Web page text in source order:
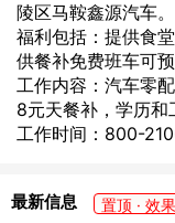
陵区马鞍鑫源汽车。
福利包括：提供食
供餐补免费班车可
工作内容：汽车零
8元天餐补，学历和
工作时间：800-
最新信息 置顶 · 效